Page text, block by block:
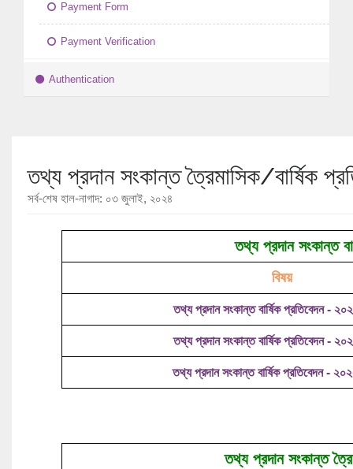
Payment Form
Payment Verification
Authentication
তথ্য প্রদান সংকান্ত ত্রৈমাসিক/বার্ষিক
সর্ব-শেষ হাল-নাগাদ: ০৩ জুলাই, ২০২৪
তথ্য প্রদান সংকান্ত
বিষয়
তথ্য প্রদান সংকান্ত বার্ষিক প্রতিবেদন -
তথ্য প্রদান সংকান্ত বার্ষিক প্রতিবেদন -
তথ্য প্রদান সংকান্ত বার্ষিক প্রতিবেদন -
তথ্য প্রদান সংকান্ত